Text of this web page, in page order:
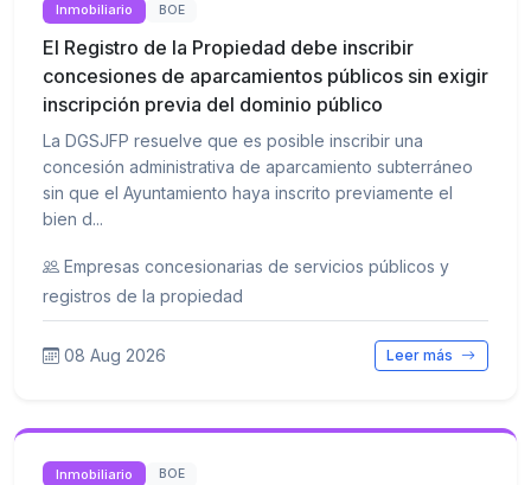
Inmobiliario BOE
El Registro de la Propiedad debe inscribir
concesiones de aparcamientos públicos sin exigir
inscripción previa del dominio público
La DGSJFP resuelve que es posible inscribir una
concesión administrativa de aparcamiento subterráneo
sin que el Ayuntamiento haya inscrito previamente el
bien d...
Empresas concesionarias de servicios públicos y
registros de la propiedad
08 Aug 2026 Leer más
Inmobiliario BOE